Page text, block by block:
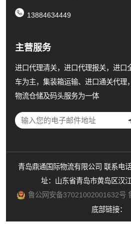
13884634449
主营服务
进口代理清关，进口代理报关，进口
车为主，集装箱运输、进口通关代理
物流仓储及码头服务为一体
青岛鼎通国际物流有限公司 联系电
址：山东省青岛市黄岛区汉
鲁公网安备37021002001632号
底部链接：